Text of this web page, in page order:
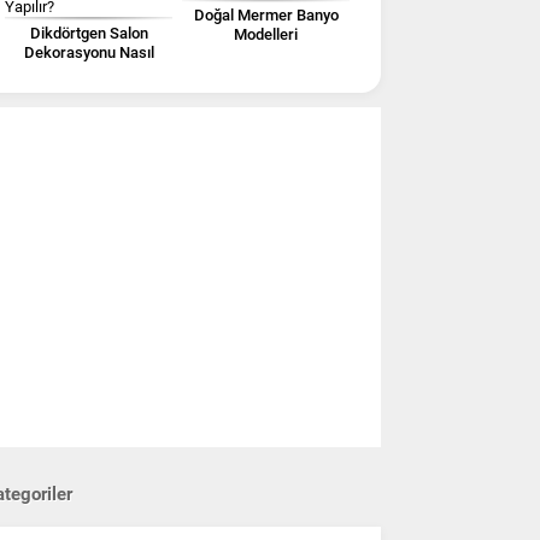
Dikdörtgen Salon
Dekorasyonu Nasıl
Doğal Mermer Banyo
Modelleri